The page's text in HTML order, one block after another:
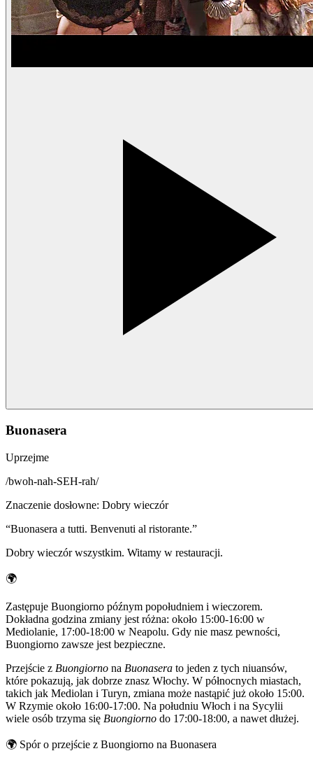
Buonasera
Uprzejme
/bwoh-nah-SEH-rah/
Znaczenie dosłowne: Dobry wieczór
“Buonasera a tutti. Benvenuti al ristorante.”
Dobry wieczór wszystkim. Witamy w restauracji.
🌍
Zastępuje Buongiorno późnym popołudniem i wieczorem.
Dokładna godzina zmiany jest różna: około 15:00-16:00 w
Mediolanie, 17:00-18:00 w Neapolu. Gdy nie masz pewności,
Buongiorno zawsze jest bezpieczne.
Przejście z Buongiorno na Buonasera to jeden z tych niuansów,
które pokazują, jak dobrze znasz Włochy. W północnych miastach,
takich jak Mediolan i Turyn, zmiana może nastąpić już około 15:00.
W Rzymie około 16:00-17:00. Na południu Włoch i na Sycylii
wiele osób trzyma się Buongiorno do 17:00-18:00, a nawet dłużej.
🌍 Spór o przejście z Buongiorno na Buonasera